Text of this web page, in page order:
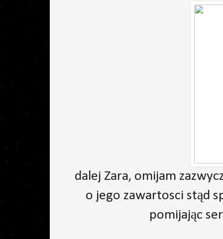
dalej Zara, omijam
o jego zawartosci stąd
pomijając